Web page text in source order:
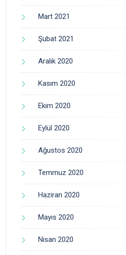
Mart 2021
Şubat 2021
Aralık 2020
Kasım 2020
Ekim 2020
Eylül 2020
Ağustos 2020
Temmuz 2020
Haziran 2020
Mayıs 2020
Nisan 2020